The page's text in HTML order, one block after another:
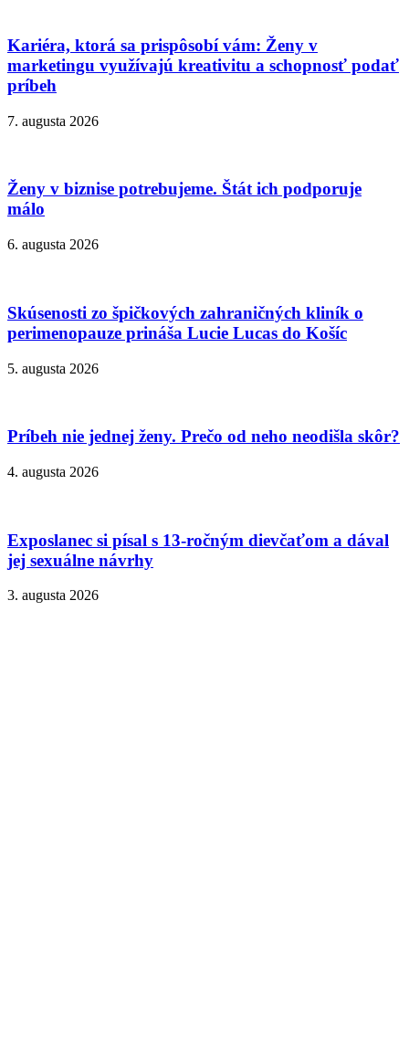
Kariéra, ktorá sa prispôsobí vám: Ženy v
marketingu využívajú kreativitu a schopnosť podať
príbeh
7. augusta 2026
Ženy v biznise potrebujeme. Štát ich podporuje
málo
6. augusta 2026
Skúsenosti zo špičkových zahraničných kliník o
perimenopauze prináša Lucie Lucas do Košíc
5. augusta 2026
Príbeh nie jednej ženy. Prečo od neho neodišla skôr?
4. augusta 2026
Exposlanec si písal s 13-ročným dievčaťom a dával
jej sexuálne návrhy
3. augusta 2026